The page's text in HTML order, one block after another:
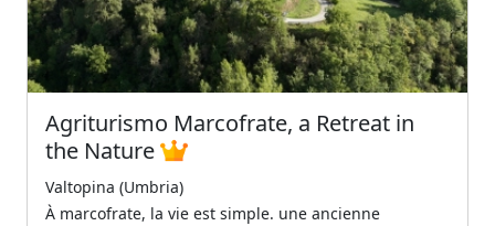
Agriturismo Marcofrate, a Retreat in
the Nature
Valtopina (Umbria)
À marcofrate, la vie est simple. une ancienne